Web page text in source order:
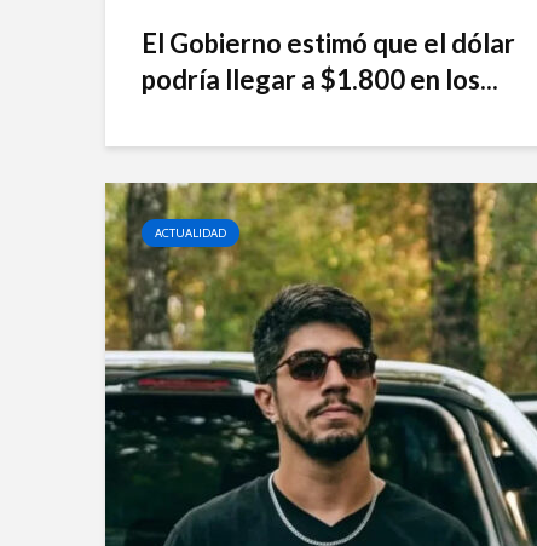
El Gobierno estimó que el dólar
podría llegar a $1.800 en los...
ACTUALIDAD